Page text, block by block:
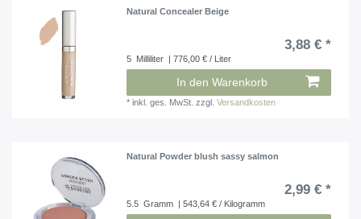
Natural Concealer Beige
3,88 € *
5 Milliliter | 776,00 € / Liter
In den Warenkorb
*inkl. ges. MwSt. zzgl.Versandkosten
Natural Powder blush sassy salmon
2,99 € *
5.5 Gramm | 543,64 € / Kilogramm